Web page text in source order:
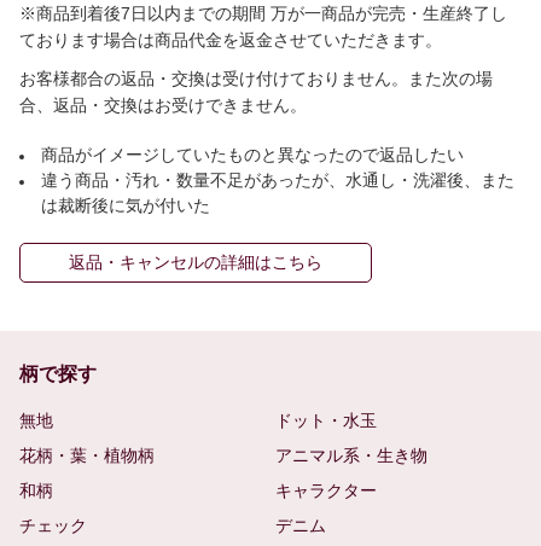
※商品到着後7日以内までの期間 万が一商品が完売・生産終了し
ております場合は商品代金を返金させていただきます。
お客様都合の返品・交換は受け付けておりません。また次の場
合、返品・交換はお受けできません。
商品がイメージしていたものと異なったので返品したい
違う商品・汚れ・数量不足があったが、水通し・洗濯後、また
は裁断後に気が付いた
返品・キャンセルの詳細はこちら
柄で探す
無地
ドット・水玉
花柄・葉・植物柄
アニマル系・生き物
和柄
キャラクター
チェック
デニム